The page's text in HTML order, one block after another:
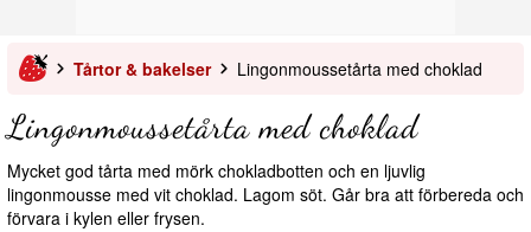
Tårtor & bakelser Lingonmoussetårta med choklad
Lingonmoussetårta med choklad
Mycket god tårta med mörk chokladbotten och en ljuvlig
lingonmousse med vit choklad. Lagom söt. Går bra att förbereda och
förvara i kylen eller frysen.